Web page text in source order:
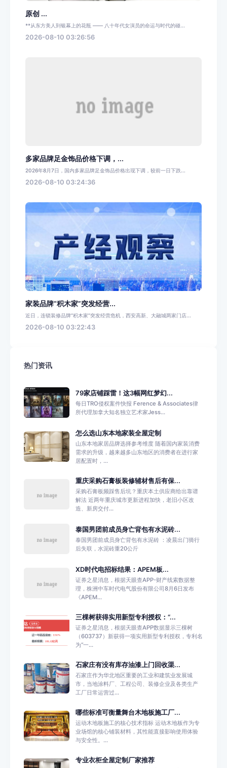
原创 ...
**从东方美人到银幕上的花瓶 —— 八十年代女演员的命运与时代的碰...
2026-08-10 03:26:56
多家品牌足金饰品价格下调，...
2026年8月7日，国内多家品牌足金饰品价格出现下调，较前一日下跌...
2026-08-10 03:24:36
家装品牌“积木家”突发经营...
近日，连锁装修品牌“积木家”突发经营危机，西安高新、大融城两家门店...
2026-08-10 03:22:43
热门资讯
79家店铺踩雷！这3幅网红梦幻...
每日TRO侵权案件快报 Ference & Associates律
所代理加拿大知名独立艺术家Jess...
怎么选山东本地家装全屋定制
山东本地家居品牌选择参考维度 随着国内家装消费
需求的升级，越来越多山东地区的消费者在进行家
居配置时，...
重庆采购石膏板装修辅材售后有保...
采购石膏板频踩售后坑？重庆本土供应商给出靠谱
解法 近两年重庆城市更新进程加快，老旧小区改
造、新房交付...
泰国男团前成员身亡背包有水泥砖...
泰国男团前成员身亡背包有水泥砖 ：凌晨出门骑行
后失联，水泥砖重20公斤
XD时代电招标结果：APEM板...
证券之星消息，根据天眼查APP-财产线索数据整
理，株洲中车时代电气股份有限公司8月6日发布
《APEM...
三棵树获得实用新型专利授权：“...
证券之星消息，根据天眼查APP数据显示三棵树
（603737）新获得一项实用新型专利授权，专利名
为“一...
石家庄有没有库存油漆上门回收渠...
石家庄作为华北地区重要的工业和建筑业发展城
市，当地涂料厂、工程公司、装修企业及各类生产
工厂日常运营过...
哪些标准可衡量舞台木地板施工厂...
运动木地板施工的核心技术指标 运动木地板作为专
业场馆的核心铺装材料，其性能直接影响使用体验
与安全性。...
专业衣柜全屋定制厂家推荐